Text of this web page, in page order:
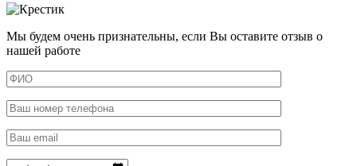
Мы будем очень признательны, если Вы оставите отзыв о
нашей работе